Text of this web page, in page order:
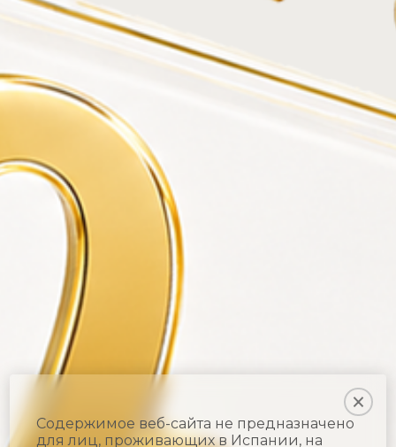
Содержимое веб-сайта не предназначено
для лиц, проживающих в Испании, на